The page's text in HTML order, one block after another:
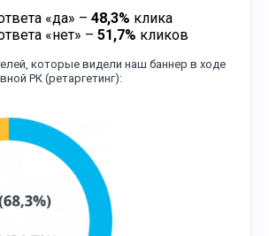
«да» –48,3% клика
«нет» –51,7% кликов
которые видели наш баннер в ходе
РК (ретаргетинг):